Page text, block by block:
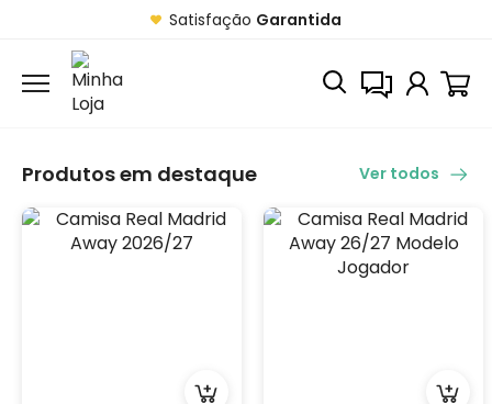
Satisfação Garantida
Produtos em destaque Ver todos